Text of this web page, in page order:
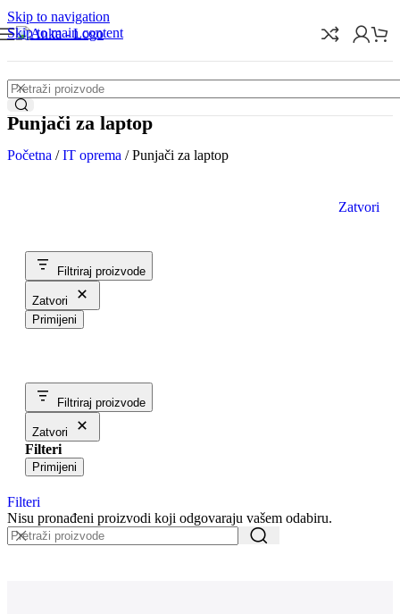
Skip to navigation
Skip to main content
Punjači za laptop
Početna / IT oprema / Punjači za laptop
Zatvori
Filtriraj proizvode
Zatvori
Primijeni
Filtriraj proizvode
Zatvori
Filteri
Primijeni
Filteri
Nisu pronađeni proizvodi koji odgovaraju vašem odabiru.